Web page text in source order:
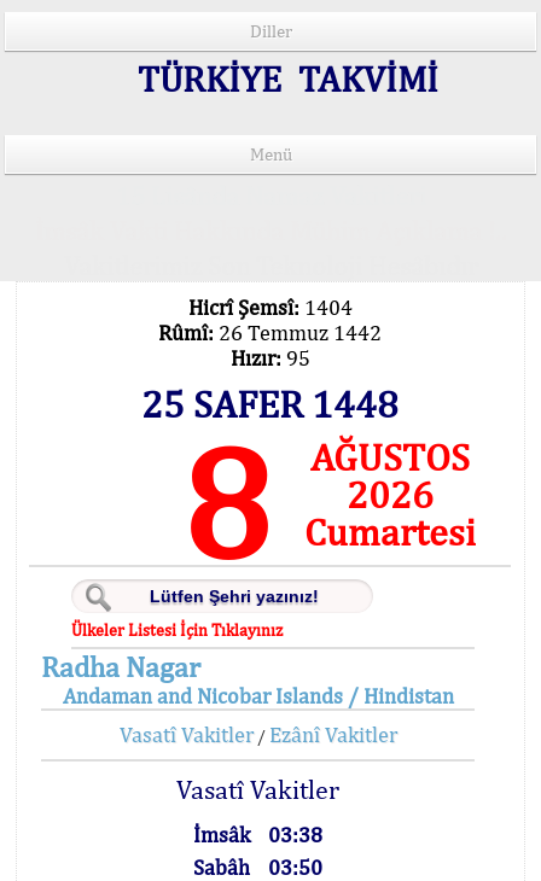
Diller
TÜRKİYE TAKVİMİ
Menü
Hicrî Şemsî: 1404
Rûmî: 26 Temmuz 1442
Hızır: 95
25 SAFER 1448
8
AĞUSTOS
2026
Cumartesi
Ülkeler Listesi İçin Tıklayınız
Radha Nagar
Andaman and Nicobar Islands / Hindistan
Vasatî Vakitler/ Ezânî Vakitler
Vasatî Vakitler
İmsâk
03:38
Sabâh
03:50